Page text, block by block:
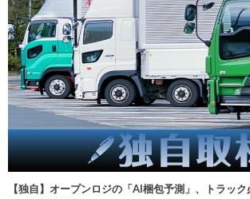
【独自】オープンロジの「AI梱包予測」、トラッ